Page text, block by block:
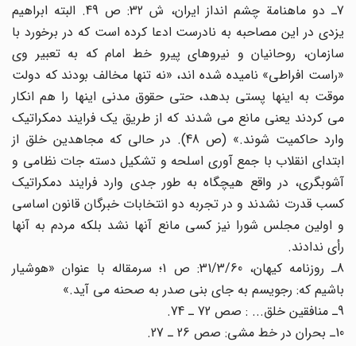
7ـ دو ماهنامة چشم انداز ایران، ش 32: ص 49. البته ابراهیم
یزدی در این مصاحبه به نادرست ادعا کرده است که در برخورد با
سازمان، روحانیان و نیروهای پیرو خط امام که به تعبیر وی
«راست افراطی» نامیده شده اند، «نه تنها مخالف بودند که دولت
موقت به اینها پستی بدهد، حتی حقوق مدنی اینها را هم انکار
می کردند یعنی مانع می شدند که از طریق یک فرایند دمکراتیک
وارد حاکمیت شوند.» (ص 48). در حالی که مجاهدین خلق از
ابتدای انقلاب با جمع آوری اسلحه و تشکیل دسته جات نظامی و
آشوبگری، در واقع هیچگاه به طور جدی وارد فرایند دمکراتیک
کسب قدرت نشدند و در تجربه دو انتخابات خبرگان قانون اساسی
و اولین مجلس شورا نیز کسی مانع آنها نشد بلکه مردم به آنها
رأی ندادند.
8ـ روزنامه کیهان، 31/3/60: ص 1؛ سرمقاله با عنوان «هوشیار
باشیم که: رجویسم به جای بنی صدر به صحنه می آید.»